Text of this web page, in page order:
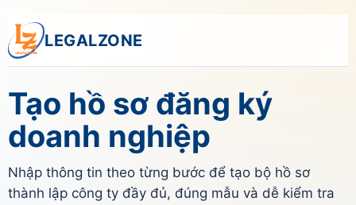
LEGALZONE
Tạo hồ sơ đăng ký
doanh nghiệp
Nhập thông tin theo từng bước để tạo bộ hồ sơ
thành lập công ty đầy đủ, đúng mẫu và dễ kiểm tra